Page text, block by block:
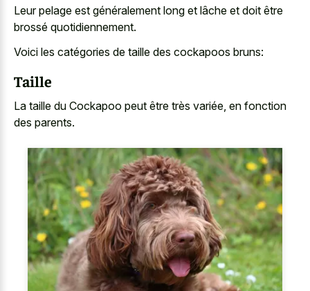
Leur pelage est généralement long et lâche et doit être
brossé quotidiennement.
Voici les catégories de taille des cockapoos bruns:
Taille
La taille du Cockapoo peut être très variée, en fonction
des parents.